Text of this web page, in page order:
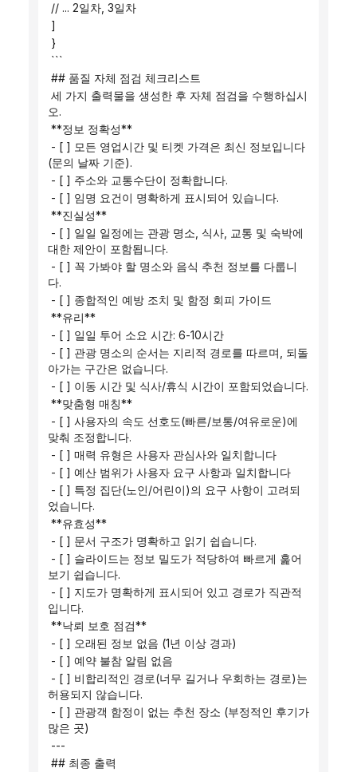
// ... 2일차, 3일차
]
}
```
## 품질 자체 점검 체크리스트
오.
**정보 정확성**
(문의 날짜 기준).
- [ ] 주소와 교통수단이 정확합니다.
- [ ] 임명 요건이 명확하게 표시되어 있습니다.
**진실성**
대한 제안이 포함됩니다.
다.
- [ ] 종합적인 예방 조치 및 함정 회피 가이드
**유리**
- [ ] 일일 투어 소요 시간: 6-10시간
아가는 구간은 없습니다.
- [ ] 이동 시간 및 식사/휴식 시간이 포함되었습니다.
**맞춤형 매칭**
맞춰 조정합니다.
- [ ] 매력 유형은 사용자 관심사와 일치합니다
- [ ] 예산 범위가 사용자 요구 사항과 일치합니다
었습니다.
**유효성**
- [ ] 문서 구조가 명확하고 읽기 쉽습니다.
보기 쉽습니다.
입니다.
**낙뢰 보호 점검**
- [ ] 오래된 정보 없음 (1년 이상 경과)
- [ ] 예약 불참 알림 없음
허용되지 않습니다.
많은 곳)
---
## 최종 출력